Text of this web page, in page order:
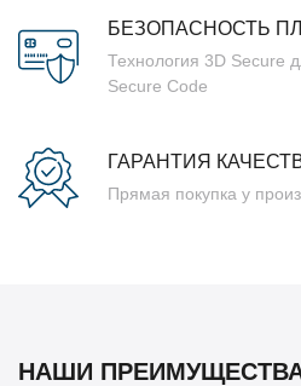
БЕЗОПАСНОСТЬ
Технология 3D Secure
Secure Code
ГАРАНТИЯ
Прямая покупка у
НАШИ